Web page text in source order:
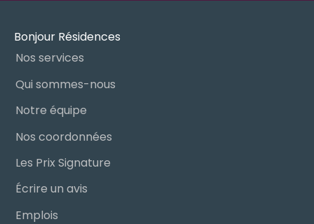
Bonjour Résidences
Nos services
Qui sommes-nous
Notre équipe
Nos coordonnées
Les Prix Signature
Écrire un avis
Emplois